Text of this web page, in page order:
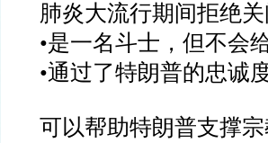
肺炎大流行期间拒绝关
•是一名斗士，但不会
•通过了特朗普的忠诚
可以帮助特朗普支撑